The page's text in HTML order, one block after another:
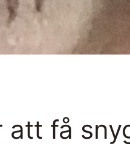
att få